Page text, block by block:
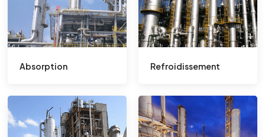
Absorption Refroidissement